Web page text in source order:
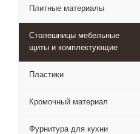
Плитные материалы
Столешницы мебельные
щиты и комплектующие
Пластики
Кромочный материал
Фурнитура для кухни